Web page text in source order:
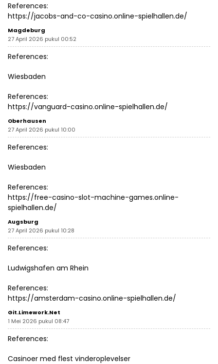
References:
https://jacobs-and-co-casino.online-spielhallen.de/
Magdeburg
27 April 2026 pukul 00:52
References:
Wiesbaden
References:
https://vanguard-casino.online-spielhallen.de/
Oberhausen
27 April 2026 pukul 10:00
References:
Wiesbaden
References:
https://free-casino-slot-machine-games.online-
spielhallen.de/
Augsburg
27 April 2026 pukul 10:28
References:
Ludwigshafen am Rhein
References:
https://amsterdam-casino.online-spielhallen.de/
Git.limework.net
1 Mei 2026 pukul 08:47
References:
Casinoer med flest vinderoplevelser